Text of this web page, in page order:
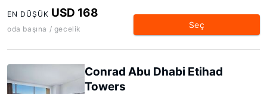
EN DÜŞÜK USD 168
oda başına / gecelik Seç
Conrad Abu Dhabi Etihad
Towers